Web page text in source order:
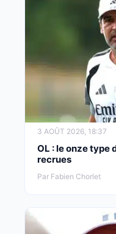
3 AOÛT 2026, 18:37
OL : le onze type
recrues
Par Fabien Chorlet